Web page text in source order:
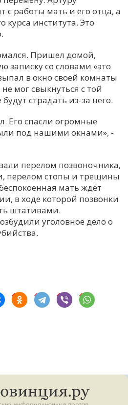
с работы мать и его отца, а
курса института. Это
Пришел домой,
записку со словами «это
в окно своей комнаты
мог свыкнуться с той
страдать из-за него.
Его спасли огромные
под нашими окнами», -
перелом позвоночника,
перелом стопы и трещины
мать ждёт
в ходе которой позвонки
штативами.
уголовное дело о